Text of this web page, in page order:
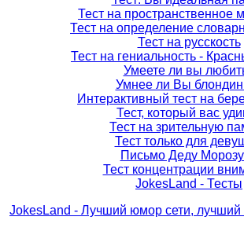
Тест на пространственное
Тест на определение
Тест на русскость
Тест на гениальность -
Умеете ли вы
Умнее ли Вы
Интерактивный тест на
Тест, который вас
Тест на зрительную
Тест только для
Письмо Деду
Тест концентрации
JokesLand - Тесты
JokesLand - Лучший юмор сети, лучший